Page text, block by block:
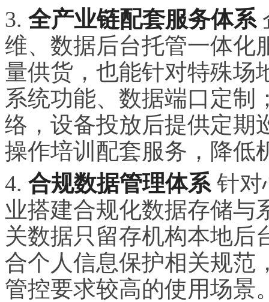
3. 全产业链配套服务体系
维、数据后台托管一体化
量供货，也能针对特殊场
系统功能、数据端口定制
络，设备投放后提供定期
操作培训配套服务，降低
4. 合规数据管理体系针对
业搭建合规化数据存储与
关数据只留存机构本地后
合个人信息保护相关规范
管控要求较高的使用场景